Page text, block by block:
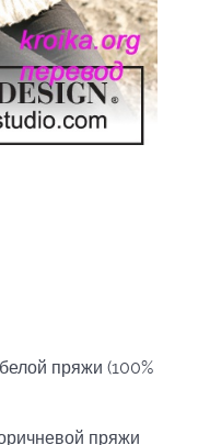
пряжи (100%
пряжи